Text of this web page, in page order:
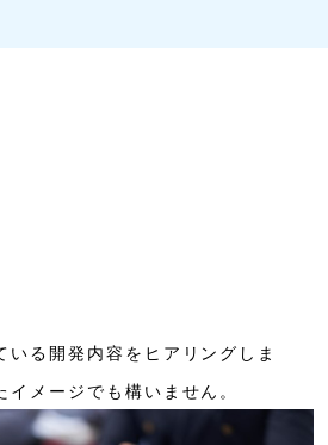
いる開発内容をヒアリングしま
メージでも構いません。